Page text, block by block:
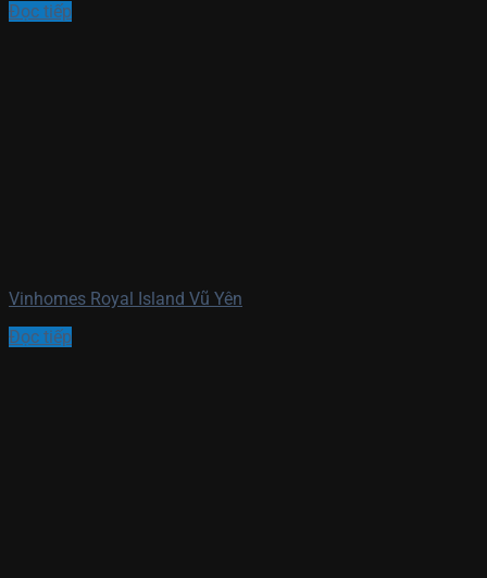
Đọc tiếp
Vinhomes Royal Island Vũ Yên
Đọc tiếp